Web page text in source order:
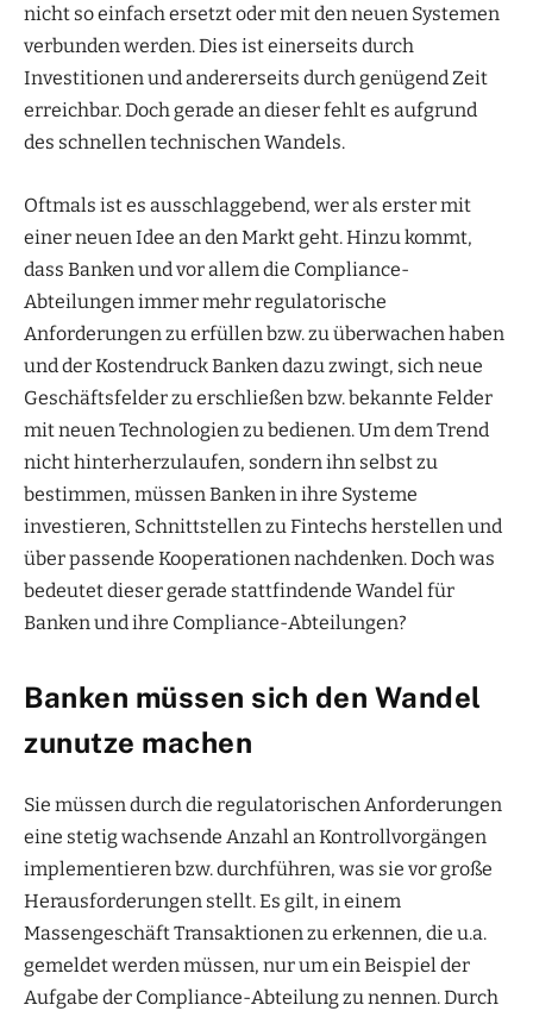
nicht so einfach ersetzt oder mit den neuen Systemen
verbunden werden. Dies ist einerseits durch
Investitionen und andererseits durch genügend Zeit
erreichbar. Doch gerade an dieser fehlt es aufgrund
des schnellen technischen Wandels.
Oftmals ist es ausschlaggebend, wer als erster mit
einer neuen Idee an den Markt geht. Hinzu kommt,
dass Banken und vor allem die Compliance-
Abteilungen immer mehr regulatorische
Anforderungen zu erfüllen bzw. zu überwachen haben
und der Kostendruck Banken dazu zwingt, sich neue
Geschäftsfelder zu erschließen bzw. bekannte Felder
mit neuen Technologien zu bedienen. Um dem Trend
nicht hinterherzulaufen, sondern ihn selbst zu
bestimmen, müssen Banken in ihre Systeme
investieren, Schnittstellen zu Fintechs herstellen und
über passende Kooperationen nachdenken. Doch was
bedeutet dieser gerade stattfindende Wandel für
Banken und ihre Compliance-Abteilungen?
Banken müssen sich den Wandel
zunutze machen
Sie müssen durch die regulatorischen Anforderungen
eine stetig wachsende Anzahl an Kontrollvorgängen
implementieren bzw. durchführen, was sie vor große
Herausforderungen stellt. Es gilt, in einem
Massengeschäft Transaktionen zu erkennen, die u.a.
gemeldet werden müssen, nur um ein Beispiel der
Aufgabe der Compliance-Abteilung zu nennen. Durch